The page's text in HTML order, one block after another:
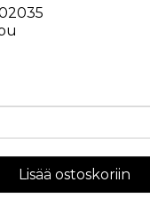
Lisää ostoskoriin